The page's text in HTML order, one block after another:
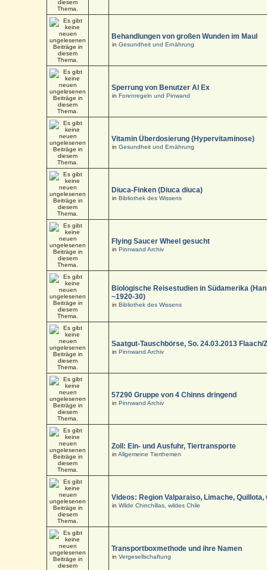
Behandlungen von großen Wunden im Maul
inGesundheit und Ernährung
Sperrung von Benutzer Al Ex
inForenregeln und Pinwand
Vitamin Überdosierung (Hypervitaminose)
inGesundheit und Ernährung
Diuca-Finken (Diuca diuca)
inBibliothek des Wissens
Flying Saucer Wheel gesucht
inPinnwand Archiv
Biologische Reisestudien in Südamerika
~1920-30)
inBibliothek des Wissens
Saatgut-Tauschbörse, So. 24.03.2013 Flaach/
inPinnwand Archiv
57290 Gruppe von 4 Chinns dringend
inPinnwand Archiv
Zoll: Ein- und Ausfuhr, Tiertransporte
inAllgemeine Tierthemen
Videos: Region Valparaiso, Limache, Quillota,
inWilde Chinchillas, wildes Chile
Transportboxmethode und ihre Namen
inVergesellschaftung